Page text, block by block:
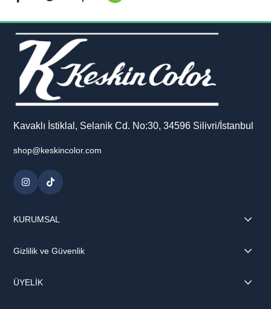
Kavaklı İstiklal, Selanik Cd. No:30, 34596 Silivri/İstanbul
shop@keskincolor.com
KURUMSAL
Gizlilik ve Güvenlik
ÜYELİK